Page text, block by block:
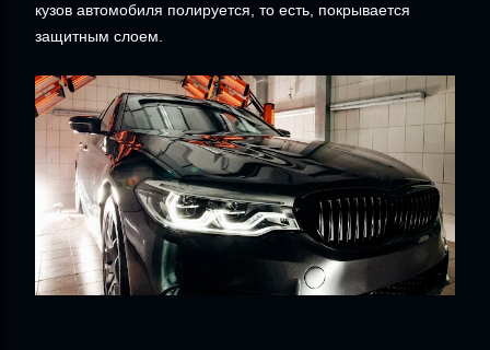
кузов автомобиля полируется, то есть, покрывается
защитным слоем.